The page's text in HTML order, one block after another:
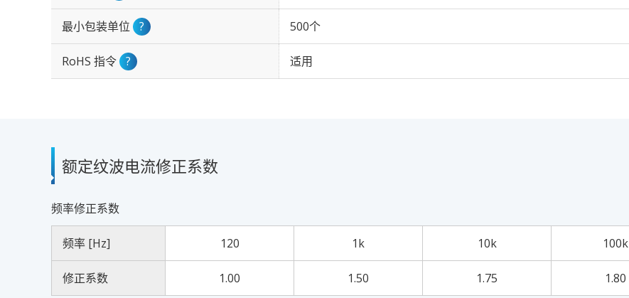
最小包装单位 ? 500个
RoHS 指令 ? 适用
额定纹波电流修正系数
频率修正系数
频率 [Hz] 120 1k 10k 100k
修正系数 1.00 1.50 1.75 1.80